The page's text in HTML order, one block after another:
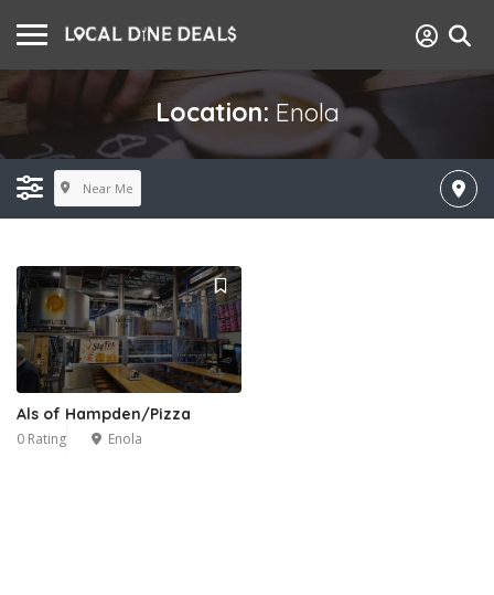
Location: Enola
Near Me
Als of Hampden/Pizza
0 Rating Enola